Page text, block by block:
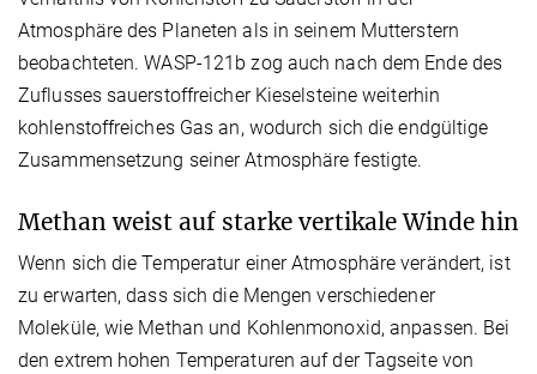
Atmosphäre des Planeten als in seinem Mutterstern
beobachteten. WASP-121b zog auch nach dem Ende des
Zuflusses sauerstoffreicher Kieselsteine weiterhin
kohlenstoffreiches Gas an, wodurch sich die endgültige
Zusammensetzung seiner Atmosphäre festigte.
Methan weist auf starke vertikale Winde hin
Wenn sich die Temperatur einer Atmosphäre verändert, ist
zu erwarten, dass sich die Mengen verschiedener
Moleküle, wie Methan und Kohlenmonoxid, anpassen. Bei
den extrem hohen Temperaturen auf der Tagseite von